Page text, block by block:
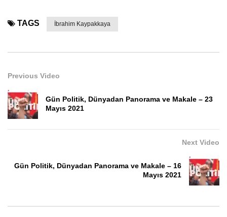
TAGS İbrahim Kaypakkaya
Previous Video
Gün Politik, Dünyadan Panorama ve Makale – 23
Mayıs 2021
Next Video
Gün Politik, Dünyadan Panorama ve Makale – 16
Mayıs 2021